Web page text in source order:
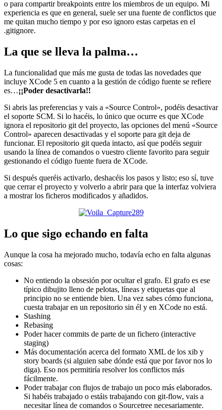
o para compartir breakpoints entre los miembros de un equipo. Mi
experiencia es que en general, suele ser una fuente de conflictos que
me quitan mucho tiempo y por eso ignoro estas carpetas en el
.gitignore.
La que se lleva la palma…
La funcionalidad que más me gusta de todas las novedades que
incluye XCode 5 en cuanto a la gestión de código fuente se refiere
es…¡¡Poder desactivarla!!
Si abris las preferencias y vais a «Source Control», podéis desactivar
el soporte SCM. Si lo hacéis, lo único que ocurre es que XCode
ignora el repositorio git del proyecto, las opciones del menú «Source
Control» aparecen desactivadas y el soporte para git deja de
funcionar. El repositorio git queda intacto, así que podéis seguir
usando la línea de comandos o vuestro cliente favorito para seguir
gestionando el código fuente fuera de XCode.
Si después queréis activarlo, deshacéis los pasos y listo; eso sí, tuve
que cerrar el proyecto y volverlo a abrir para que la interfaz volviera
a mostrar los ficheros modificados y añadidos.
Lo que sigo echando en falta
Aunque la cosa ha mejorado mucho, todavía echo en falta algunas
cosas:
No entiendo la obsesión por ocultar el grafo. El grafo es ese
típico dibujito lleno de pelotas, líneas y etiquetas que al
principio no se entiende bien. Una vez sabes cómo funciona,
cuesta trabajar en un repositorio sin él y en XCode no está.
Stashing
Rebasing
Poder hacer commits de parte de un fichero (interactive
staging)
Más documentación acerca del formato XML de los xib y
story boards (si alguien sabe dónde está que por favor nos lo
diga). Eso nos permitiría resolver los conflictos más
fácilmente.
Poder trabajar con flujos de trabajo un poco más elaborados.
Si habéis trabajado o estáis trabajando con git-flow, vais a
necesitar línea de comandos o Sourcetree necesariamente.